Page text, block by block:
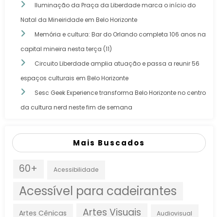
Iluminação da Praça da Liberdade marca o início do
Natal da Mineiridade em Belo Horizonte
Memória e cultura: Bar do Orlando completa 106 anos na
capital mineira nesta terça (11)
Circuito Liberdade amplia atuação e passa a reunir 56
espaços culturais em Belo Horizonte
Sesc Geek Experience transforma Belo Horizonte no centro
da cultura nerd neste fim de semana
Mais Buscados
60+ Acessibilidade
Acessível para cadeirantes
Artes Cênicas Artes Visuais Audiovisual